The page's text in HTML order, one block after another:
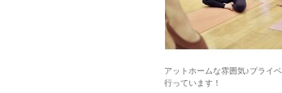
アットホームな雰囲気♪プライ
行っています！